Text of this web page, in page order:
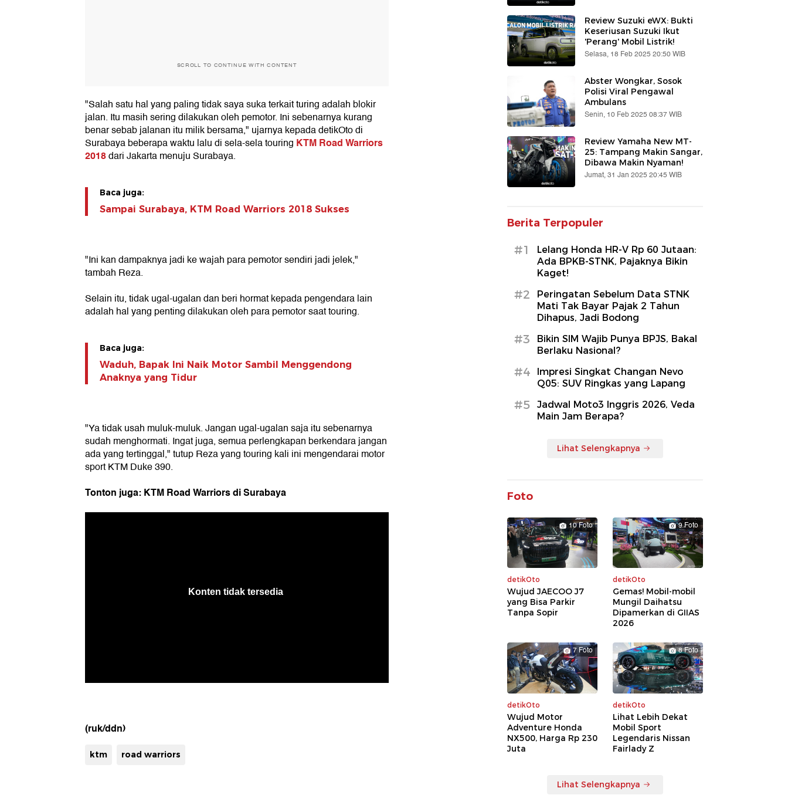
SCROLL TO CONTINUE WITH CONTENT
"Salah satu hal yang paling tidak saya suka terkait turing adalah blokir
jalan. Itu masih sering dilakukan oleh pemotor. Ini sebenarnya kurang
benar sebab jalanan itu milik bersama," ujarnya kepada detikOto di
Surabaya beberapa waktu lalu di sela-sela touring KTM Road Warriors
2018dari Jakarta menuju Surabaya.
Baca juga:
Sampai Surabaya, KTM Road Warriors 2018 Sukses
"Ini kan dampaknya jadi ke wajah para pemotor sendiri jadi jelek,"
tambah Reza.
Selain itu, tidak ugal-ugalan dan beri hormat kepada pengendara lain
adalah hal yang penting dilakukan oleh para pemotor saat touring.
Baca juga:
Waduh, Bapak Ini Naik Motor Sambil Menggendong
Anaknya yang Tidur
"Ya tidak usah muluk-muluk. Jangan ugal-ugalan saja itu sebenarnya
sudah menghormati. Ingat juga, semua perlengkapan berkendara jangan
ada yang tertinggal," tutup Reza yang touring kali ini mengendarai motor
sport KTM Duke 390.
Tonton juga: KTM Road Warriors di Surabaya
(ruk/ddn)
ktm road warriors
Review Suzuki eWX: Bukti
Keseriusan Suzuki Ikut
'Perang' Mobil Listrik!
Selasa, 18 Feb 2025 20:50 WIB
Abster Wongkar, Sosok
Polisi Viral Pengawal
Ambulans
Senin, 10 Feb 2025 08:37 WIB
Review Yamaha New MT-
25: Tampang Makin Sangar,
Dibawa Makin Nyaman!
Jumat, 31 Jan 2025 20:45 WIB
Berita Terpopuler
#1
Lelang Honda HR-V Rp 60 Jutaan:
Ada BPKB-STNK, Pajaknya Bikin
Kaget!
#2
Peringatan Sebelum Data STNK
Mati Tak Bayar Pajak 2 Tahun
Dihapus, Jadi Bodong
#3
Bikin SIM Wajib Punya BPJS, Bakal
Berlaku Nasional?
#4
Impresi Singkat Changan Nevo
Q05: SUV Ringkas yang Lapang
#5
Jadwal Moto3 Inggris 2026, Veda
Main Jam Berapa?
Lihat Selengkapnya
Foto
10 Foto
detikOto
Wujud JAECOO J7
yang Bisa Parkir
Tanpa Sopir
9 Foto
detikOto
Gemas! Mobil-mobil
Mungil Daihatsu
Dipamerkan di GIIAS
2026
7 Foto
detikOto
Wujud Motor
Adventure Honda
NX500, Harga Rp 230
Juta
8 Foto
detikOto
Lihat Lebih Dekat
Mobil Sport
Legendaris Nissan
Fairlady Z
Lihat Selengkapnya